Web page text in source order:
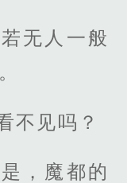
无人一般
不见吗？
，魔都的